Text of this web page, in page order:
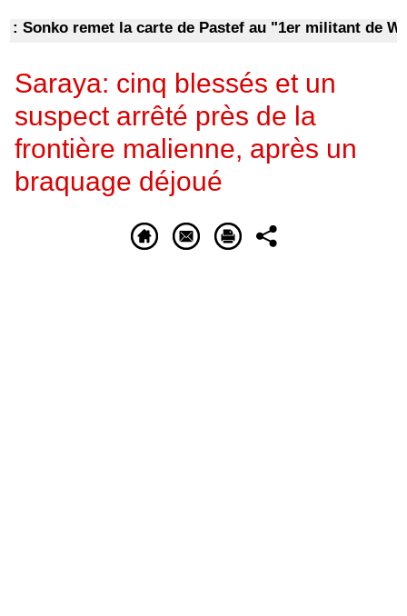
remet la carte de Pastef au "1er militant de
Saraya: cinq blessés et un
suspect arrêté près de la
frontière malienne, après un
braquage déjoué